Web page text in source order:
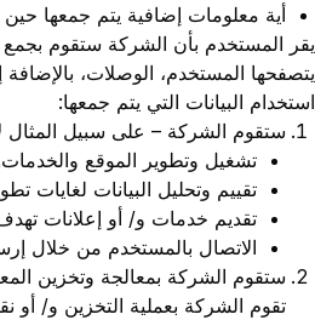
أية معلومات إضافية يتم جمعها
يقر المستخدم بأن الشركة ستقوم
يتصفحها المستخدم، الوصلات،
استخدام البيانات التي يتم جمعها:
ستقوم الشركة – على سبيل المثال لا
تشغيل وتطوير الموقع
تقييم وتحليل البيانات لغايات
تقديم خدمات و/ أو إعلانات
الاتصال بالمستخدم من خلال
ستقوم الشركة بمعالجة وتخزين
تقوم الشركة بعملية التخزين و/ أو